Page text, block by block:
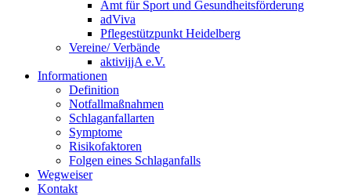
Amt für Sport und Gesundheitsförderung
adViva
Pflegestützpunkt Heidelberg
Vereine/ Verbände
aktivijjA e.V.
Informationen
Definition
Notfallmaßnahmen
Schlaganfallarten
Symptome
Risikofaktoren
Folgen eines Schlaganfalls
Wegweiser
Kontakt